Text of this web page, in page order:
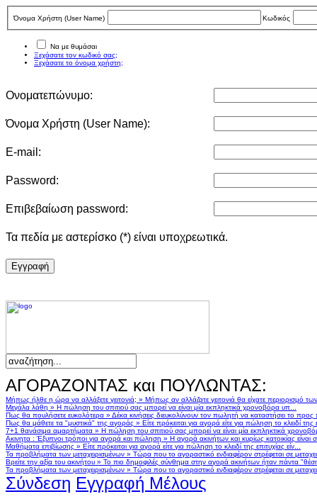
Όνομα Χρήστη (User Νame) Κωδικός
Να με θυμάσαι
Ξεχάσατε τον κωδικό σας;
Ξεχάσατε το όνομα χρήστη;
Ονοματεπώνυμο:
Όνομα Χρήστη (User Νame):
E-mail:
Password:
Επιβεβαίωση password:
Τα πεδία με αστερίσκο (*) είναι υποχρεωτικά.
Eγγραφή
ΑΓΟΡΑΖΟΝΤΑΣ και ΠΟΥΛΩΝΤΑΣ:
Μήπως ήλθε η ώρα να αλλάξετε γειτονιά; » Μήπως αν αλλάζατε γειτονιά θα είχατε περιορισμό
Μεγάλα λάθη » Η πώληση του σπιτιού σας μπορεί να είναι μία εκπληκτικά χρονοβόρα υπ...
Πως θα πουλήσετε ευκολότερα » Δέκα κινήσεις διευκολύνουν τον πωλητή να καταστήσει το
Πως θα μάθετε τα "μυστικά" της αγοράς » Είτε πρόκειται για αγορά είτε για πώληση το κλειδί της
7+1 θανάσιμα αμαρτήματα » Η πώληση του σπιτιού σας μπορεί να είναι μία εκπληκτικά
Ακινητα : Έξυπνοι τρόποι για αγορά και πώληση » Η αγορά ακινήτων και κυρίως κατοικίας
Μαθήματα επιβίωσης » Είτε πρόκειται για αγορά είτε για πώληση το κλειδί της επιτυχίας είν...
Τα προβλήματα των μεταχειρισμένων » Τώρα που το αγοραστικό ενδιαφέρον στρέφεται σε
Βρείτε την αξία του ακινήτου » Το πιο δημοφιλές σύνθημα στην αγορά ακινήτων ήταν πάντα
Τα προβλήματα των μεταχειρισμένων » Τώρα που το αγοραστικό ενδιαφέρον στρέφεται σε
Σύνδεση Εγγραφή Μέλους